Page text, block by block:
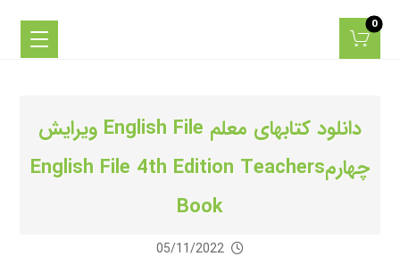
دانلود کتابهای معلم English File ویرایش
چهارمEnglish File 4th Edition Teachers
Book
05/11/2022